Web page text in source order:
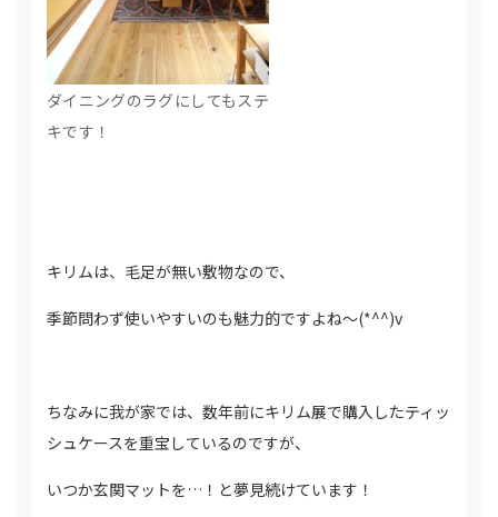
ダイニングのラグにしてもステ
キです！
キリムは、毛足が無い敷物なので、
季節問わず使いやすいのも魅力的ですよね～(*^^)v
ちなみに我が家では、数年前にキリム展で購入したティッ
シュケースを重宝しているのですが、
いつか玄関マットを…！と夢見続けています！